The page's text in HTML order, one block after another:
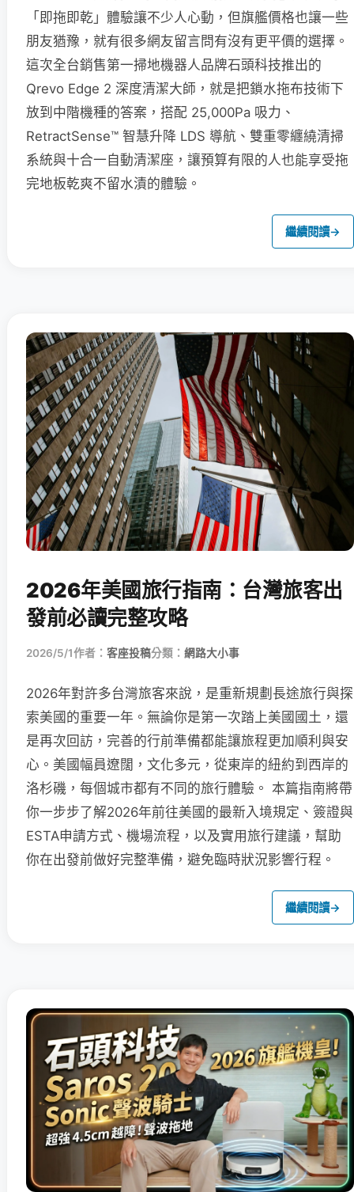
「即拖即乾」體驗讓不少人心動，但旗艦價格也讓一些
朋友猶豫，就有很多網友留言問有沒有更平價的選擇。
這次全台銷售第一掃地機器人品牌石頭科技推出的
Qrevo Edge 2 深度清潔大師，就是把鎖水拖布技術下
放到中階機種的答案，搭配 25,000Pa 吸力、
RetractSense™ 智慧升降 LDS 導航、雙重零纏繞清掃
系統與十合一自動清潔座，讓預算有限的人也能享受拖
完地板乾爽不留水漬的體驗。
繼續閱讀→
2026年美國旅行指南：台灣旅客出
發前必讀完整攻略
2026/5/1作者： 客座投稿分類： 網路大小事
2026年對許多台灣旅客來說，是重新規劃長途旅行與探
索美國的重要一年。無論你是第一次踏上美國國土，還
是再次回訪，完善的行前準備都能讓旅程更加順利與安
心。美國幅員遼闊，文化多元，從東岸的紐約到西岸的
洛杉磯，每個城市都有不同的旅行體驗。 本篇指南將帶
你一步步了解2026年前往美國的最新入境規定、簽證與
ESTA申請方式、機場流程，以及實用旅行建議，幫助
你在出發前做好完整準備，避免臨時狀況影響行程。
繼續閱讀→